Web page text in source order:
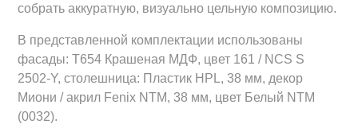
собрать аккуратную, визуально цельную композицию.
В представленной комплектации использованы
фасады: Т654 Крашеная МДФ, цвет 161 / NCS S
2502-Y, столешница: Пластик HPL, 38 мм, декор
Миони / акрил Fenix NTM, 38 мм, цвет Белый NTM
(0032).